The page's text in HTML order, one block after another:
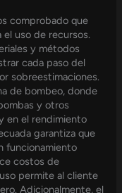
comprobado que
el uso de recursos.
y métodos
cada paso del
sobreestimaciones.
de bombeo, donde
y otros
en el rendimiento
garantiza que
funcionamiento
costos de
permite al cliente
Adicionalmente, el